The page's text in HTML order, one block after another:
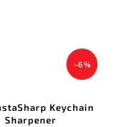
–6 %
Keychain
Sharpener